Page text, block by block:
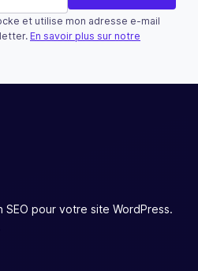
des fins de validation et
et utilise mon adresse e-mail
En savoir plus sur notre
SEO pour votre site WordPress.